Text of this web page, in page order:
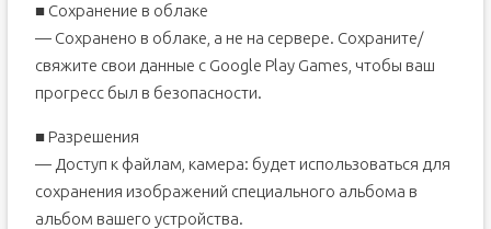
■ Сохранение в облаке
— Сохранено в облаке, а не на сервере. Сохраните/
свяжите свои данные с Google Play Games, чтобы ваш
прогресс был в безопасности.
■ Разрешения
— Доступ к файлам, камера: будет использоваться для
сохранения изображений специального альбома в
альбом вашего устройства.